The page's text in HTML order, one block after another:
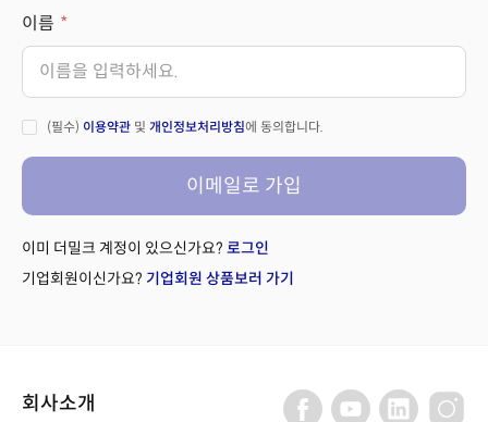
이름
(필수) 이용약관 및 개인정보처리방침에 동의합니다.
이메일로 가입
이미 더밀크 계정이 있으신가요? 로그인
기업회원이신가요? 기업회원 상품보러 가기
회사소개